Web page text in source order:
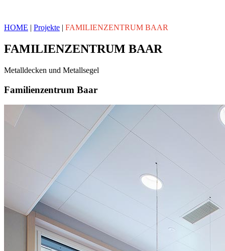
HOME | Projekte | FAMILIENZENTRUM BAAR
FAMILIENZENTRUM BAAR
Metalldecken und Metallsegel
Familienzentrum Baar